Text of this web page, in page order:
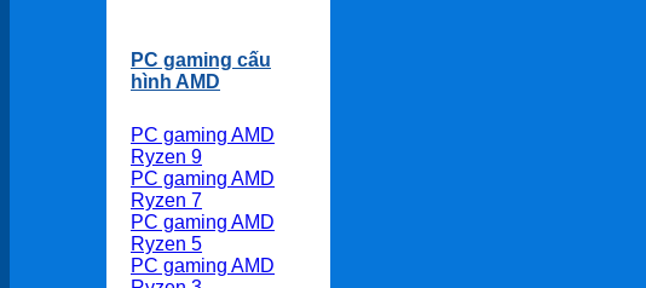
PC gaming cấu
hình AMD
PC gaming AMD
Ryzen 9
PC gaming AMD
Ryzen 7
PC gaming AMD
Ryzen 5
PC gaming AMD